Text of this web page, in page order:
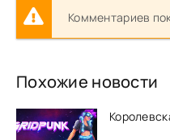
Комментариев
Похожие новости